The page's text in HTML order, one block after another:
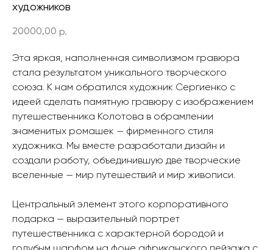
художников
20000,00 р.
Эта яркая, наполненная символизмом гравюра
стала результатом уникального творческого
союза. К нам обратился художник Сергиенко с
идеей сделать памятную гравюру с изображением
путешественника Колотова в обрамлении
знаменитых ромашек — фирменного стиля
художника. Мы вместе разработали дизайн и
создали работу, объединившую две творческие
вселенные — мир путешествий и мир живописи.
Центральный элемент этого корпоративного
подарка — выразительный портрет
путешественника с характерной бородой и